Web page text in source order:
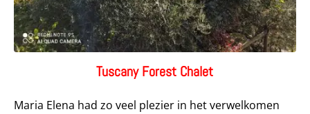
Tuscany Forest Chalet
Maria Elena had zo veel plezier in het verwelkomen